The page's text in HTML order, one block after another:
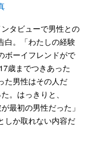
タビューで男性との
白。「わたしの経験
ボーイフレンドがで
歳までつきあった
男性はその人だ
。はっきりと、
最初の男性だった」
しか取れない内容だ